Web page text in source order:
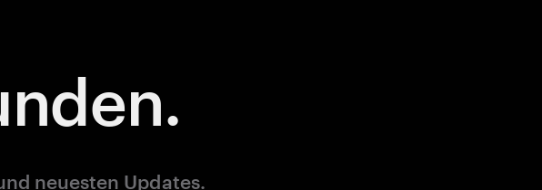
neuesten Updates.